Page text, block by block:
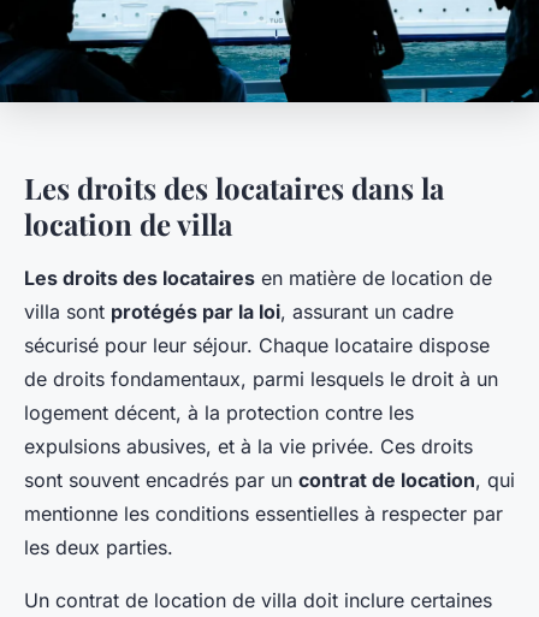
Les droits des locataires dans la
location de villa
Les droits des locataires en matière de location de
villa sont protégés par la loi, assurant un cadre
sécurisé pour leur séjour. Chaque locataire dispose
de droits fondamentaux, parmi lesquels le droit à un
logement décent, à la protection contre les
expulsions abusives, et à la vie privée. Ces droits
sont souvent encadrés par un contrat de location, qui
mentionne les conditions essentielles à respecter par
les deux parties.
Un contrat de location de villa doit inclure certaines